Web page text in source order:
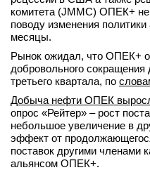
комитета (JMMC) ОПЕК+
поводу изменения
месяцы.
Рынок ожидал, что ОПЕК+
добровольного
третьего квартала, по
Добыча нефти ОПЕК
опрос «Рейтер» – рост
небольшое увеличение в
эффект от
поставок другими членами
альянсом ОПЕК+.